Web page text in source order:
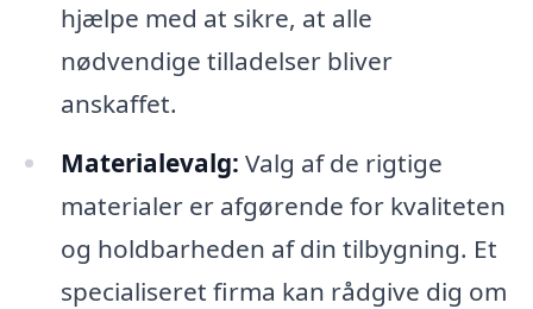
hjælpe med at sikre, at alle
nødvendige tilladelser bliver
anskaffet.
Materialevalg: Valg af de rigtige
materialer er afgørende for kvaliteten
og holdbarheden af din tilbygning. Et
specialiseret firma kan rådgive dig om